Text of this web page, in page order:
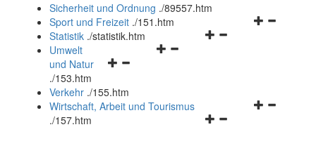
schließen
Sicherheit und Ordnung ./89557.htm
Navigationsmenü
Sport und Freizeit ./151.htm
Navigationsmenü
Statistik ./statistik.htm
Navigationsmenü
und
schließen
Umwelt
und Natur
./153.htm
Verkehr ./155.htm
Navigationsmenü
Wirtschaft, Arbeit und Tourismus
./157.htm